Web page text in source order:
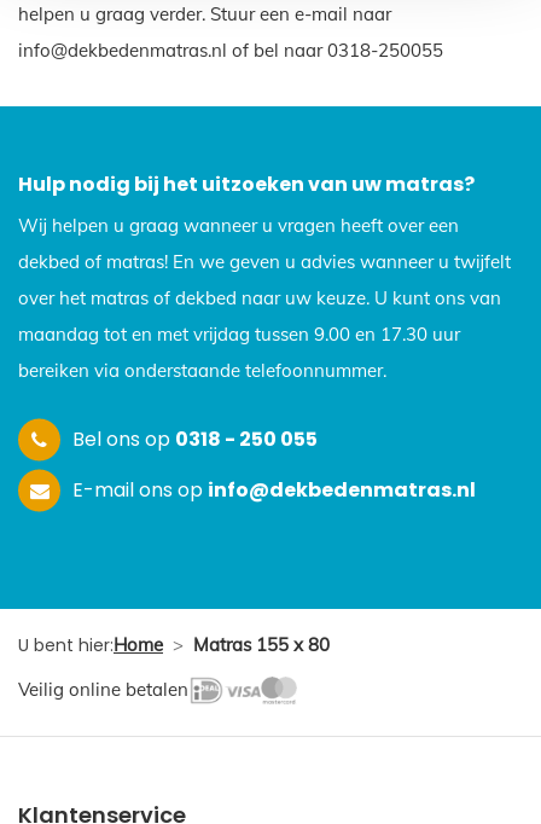
helpen u graag verder. Stuur een e-mail naar
info@dekbedenmatras.nl of bel naar 0318-250055
Hulp nodig bij het uitzoeken van uw matras?
Wij helpen u graag wanneer u vragen heeft over een
dekbed of matras! En we geven u advies wanneer u twijfelt
over het matras of dekbed naar uw keuze. U kunt ons van
maandag tot en met vrijdag tussen 9.00 en 17.30 uur
bereiken via onderstaande telefoonnummer.
Bel ons op 0318 - 250 055
E-mail ons op info@dekbedenmatras.nl
U bent hier:Home > Matras 155 x 80
Veilig online betalen
Klantenservice